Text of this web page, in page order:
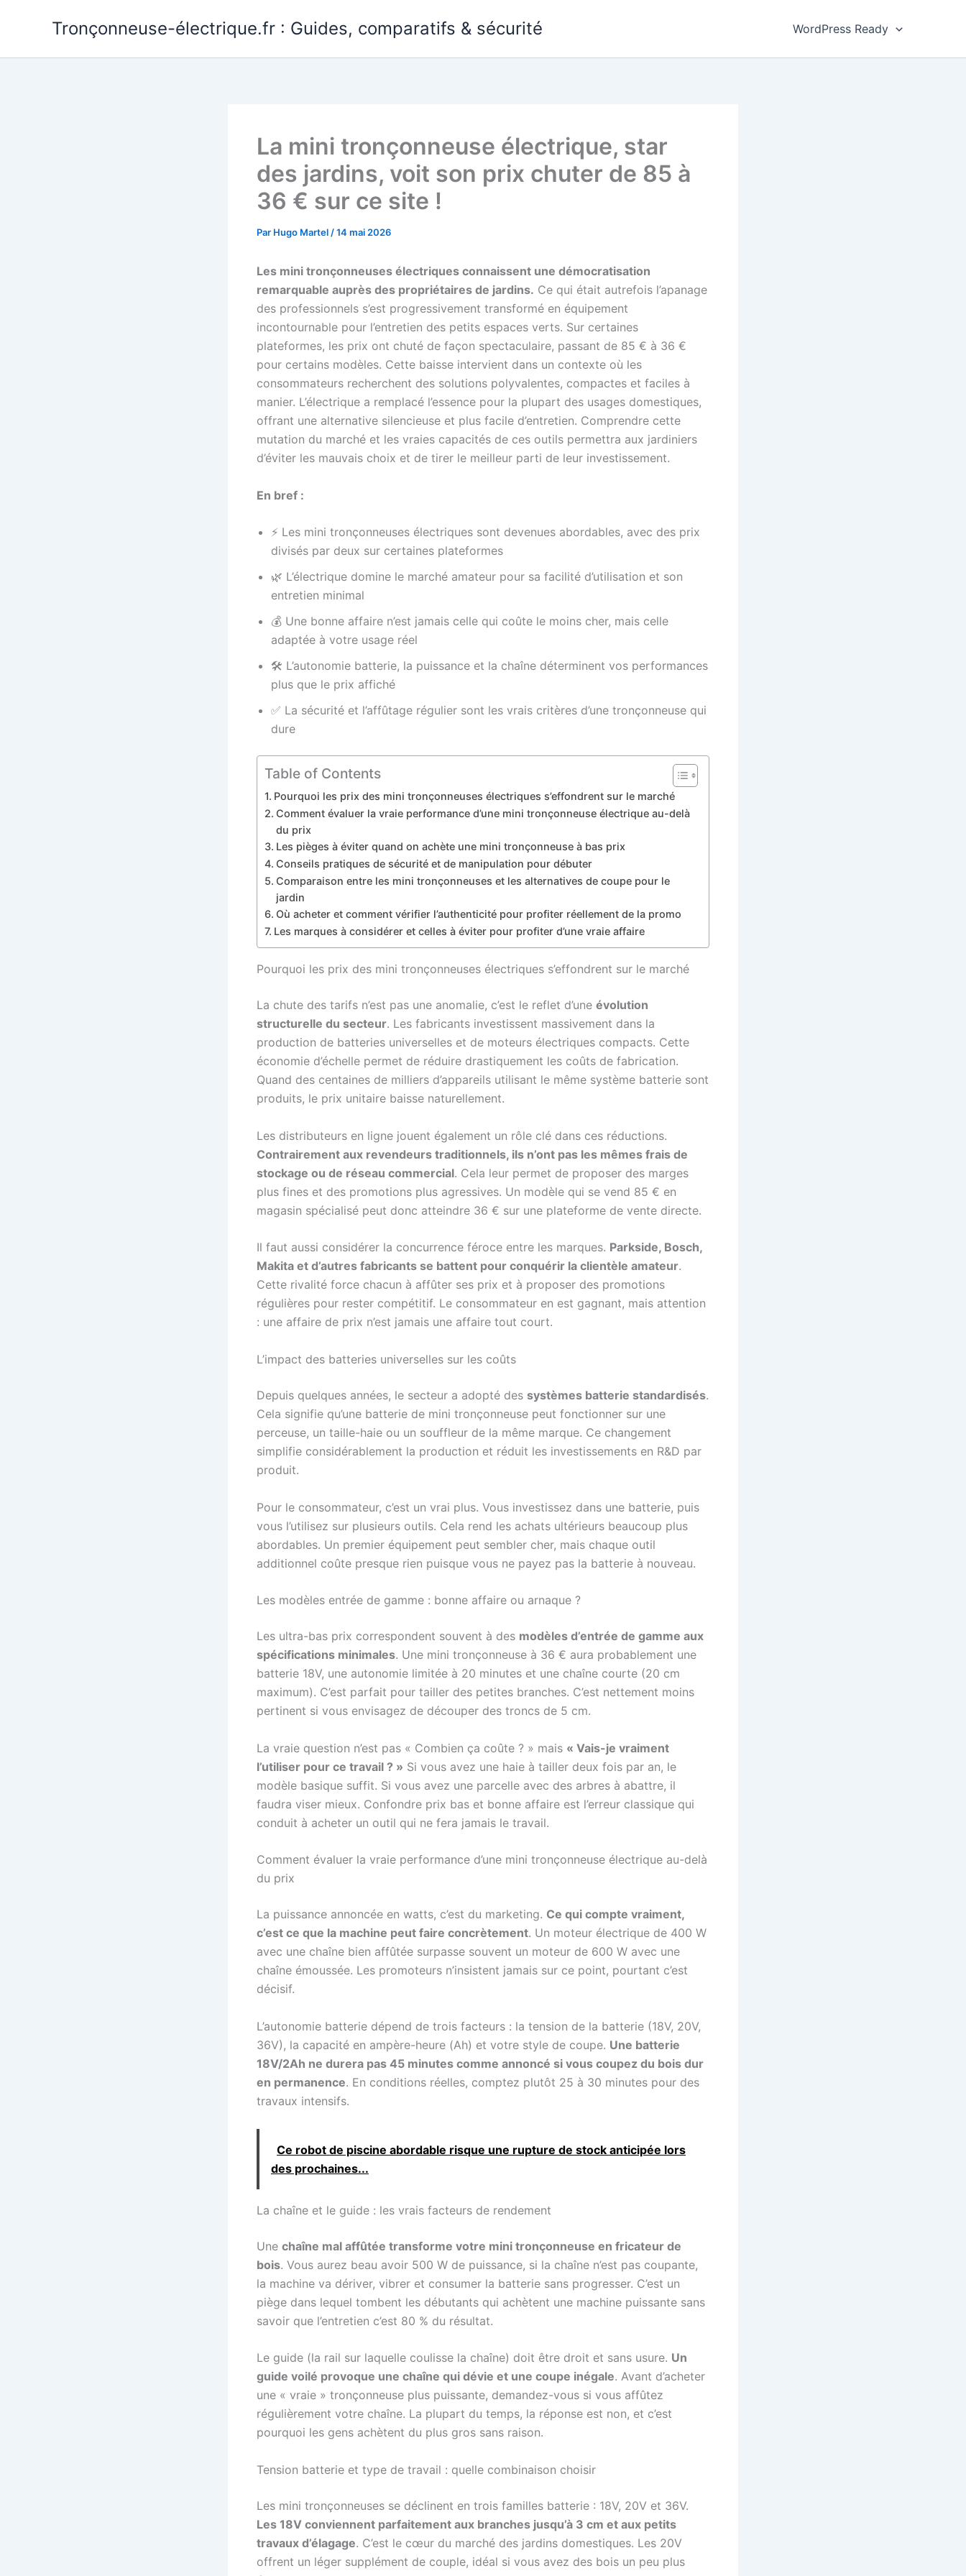
Tronçonneuse-électrique.fr : Guides, comparatifs & sécurité WordPress Ready
La mini tronçonneuse électrique, star
des jardins, voit son prix chuter de 85 à
36 € sur ce site !
Par Hugo Martel /14 mai 2026
Les mini tronçonneuses électriques connaissent une démocratisation
remarquable auprès des propriétaires de jardins. Ce qui était autrefois l’apanage
des professionnels s’est progressivement transformé en équipement
incontournable pour l’entretien des petits espaces verts. Sur certaines
plateformes, les prix ont chuté de façon spectaculaire, passant de 85 € à 36 €
pour certains modèles. Cette baisse intervient dans un contexte où les
consommateurs recherchent des solutions polyvalentes, compactes et faciles à
manier. L’électrique a remplacé l’essence pour la plupart des usages domestiques,
offrant une alternative silencieuse et plus facile d’entretien. Comprendre cette
mutation du marché et les vraies capacités de ces outils permettra aux jardiniers
d’éviter les mauvais choix et de tirer le meilleur parti de leur investissement.
En bref :
⚡ Les mini tronçonneuses électriques sont devenues abordables, avec des prix
divisés par deux sur certaines plateformes
🌿 L’électrique domine le marché amateur pour sa facilité d’utilisation et son
entretien minimal
💰 Une bonne affaire n’est jamais celle qui coûte le moins cher, mais celle
adaptée à votre usage réel
🛠️ L’autonomie batterie, la puissance et la chaîne déterminent vos performances
plus que le prix affiché
✅ La sécurité et l’affûtage régulier sont les vrais critères d’une tronçonneuse qui
dure
Table of Contents
Pourquoi les prix des mini tronçonneuses électriques s’effondrent sur le marché
Comment évaluer la vraie performance d’une mini tronçonneuse électrique au-delà
du prix
Les pièges à éviter quand on achète une mini tronçonneuse à bas prix
Conseils pratiques de sécurité et de manipulation pour débuter
Comparaison entre les mini tronçonneuses et les alternatives de coupe pour le
jardin
Où acheter et comment vérifier l’authenticité pour profiter réellement de la promo
Les marques à considérer et celles à éviter pour profiter d’une vraie affaire
Pourquoi les prix des mini tronçonneuses électriques s’effondrent sur le marché
La chute des tarifs n’est pas une anomalie, c’est le reflet d’une évolution
structurelle du secteur. Les fabricants investissent massivement dans la
production de batteries universelles et de moteurs électriques compacts. Cette
économie d’échelle permet de réduire drastiquement les coûts de fabrication.
Quand des centaines de milliers d’appareils utilisant le même système batterie sont
produits, le prix unitaire baisse naturellement.
Les distributeurs en ligne jouent également un rôle clé dans ces réductions.
Contrairement aux revendeurs traditionnels, ils n’ont pas les mêmes frais de
stockage ou de réseau commercial. Cela leur permet de proposer des marges
plus fines et des promotions plus agressives. Un modèle qui se vend 85 € en
magasin spécialisé peut donc atteindre 36 € sur une plateforme de vente directe.
Il faut aussi considérer la concurrence féroce entre les marques. Parkside, Bosch,
Makita et d’autres fabricants se battent pour conquérir la clientèle amateur.
Cette rivalité force chacun à affûter ses prix et à proposer des promotions
régulières pour rester compétitif. Le consommateur en est gagnant, mais attention
: une affaire de prix n’est jamais une affaire tout court.
L’impact des batteries universelles sur les coûts
Depuis quelques années, le secteur a adopté des systèmes batterie standardisés.
Cela signifie qu’une batterie de mini tronçonneuse peut fonctionner sur une
perceuse, un taille-haie ou un souffleur de la même marque. Ce changement
simplifie considérablement la production et réduit les investissements en R&D par
produit.
Pour le consommateur, c’est un vrai plus. Vous investissez dans une batterie, puis
vous l’utilisez sur plusieurs outils. Cela rend les achats ultérieurs beaucoup plus
abordables. Un premier équipement peut sembler cher, mais chaque outil
additionnel coûte presque rien puisque vous ne payez pas la batterie à nouveau.
Les modèles entrée de gamme : bonne affaire ou arnaque ?
Les ultra-bas prix correspondent souvent à des modèles d’entrée de gamme aux
spécifications minimales. Une mini tronçonneuse à 36 € aura probablement une
batterie 18V, une autonomie limitée à 20 minutes et une chaîne courte (20 cm
maximum). C’est parfait pour tailler des petites branches. C’est nettement moins
pertinent si vous envisagez de découper des troncs de 5 cm.
La vraie question n’est pas « Combien ça coûte ? » mais « Vais-je vraiment
l’utiliser pour ce travail ? » Si vous avez une haie à tailler deux fois par an, le
modèle basique suffit. Si vous avez une parcelle avec des arbres à abattre, il
faudra viser mieux. Confondre prix bas et bonne affaire est l’erreur classique qui
conduit à acheter un outil qui ne fera jamais le travail.
Comment évaluer la vraie performance d’une mini tronçonneuse électrique au-delà
du prix
La puissance annoncée en watts, c’est du marketing. Ce qui compte vraiment,
c’est ce que la machine peut faire concrètement. Un moteur électrique de 400 W
avec une chaîne bien affûtée surpasse souvent un moteur de 600 W avec une
chaîne émoussée. Les promoteurs n’insistent jamais sur ce point, pourtant c’est
décisif.
L’autonomie batterie dépend de trois facteurs : la tension de la batterie (18V, 20V,
36V), la capacité en ampère-heure (Ah) et votre style de coupe. Une batterie
18V/2Ah ne durera pas 45 minutes comme annoncé si vous coupez du bois dur
en permanence. En conditions réelles, comptez plutôt 25 à 30 minutes pour des
travaux intensifs.
Ce robot de piscine abordable risque une rupture de stock anticipée lors
des prochaines...
La chaîne et le guide : les vrais facteurs de rendement
Une chaîne mal affûtée transforme votre mini tronçonneuse en fricateur de
bois. Vous aurez beau avoir 500 W de puissance, si la chaîne n’est pas coupante,
la machine va dériver, vibrer et consumer la batterie sans progresser. C’est un
piège dans lequel tombent les débutants qui achètent une machine puissante sans
savoir que l’entretien c’est 80 % du résultat.
Le guide (la rail sur laquelle coulisse la chaîne) doit être droit et sans usure. Un
guide voilé provoque une chaîne qui dévie et une coupe inégale. Avant d’acheter
une « vraie » tronçonneuse plus puissante, demandez-vous si vous affûtez
régulièrement votre chaîne. La plupart du temps, la réponse est non, et c’est
pourquoi les gens achètent du plus gros sans raison.
Tension batterie et type de travail : quelle combinaison choisir
Les mini tronçonneuses se déclinent en trois familles batterie : 18V, 20V et 36V.
Les 18V conviennent parfaitement aux branches jusqu’à 3 cm et aux petits
travaux d’élagage. C’est le cœur du marché des jardins domestiques. Les 20V
offrent un léger supplément de couple, idéal si vous avez des bois un peu plus